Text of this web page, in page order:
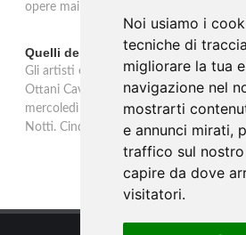
Noi usiamo i
tecniche di
migliorare la tua
navigazione nel
mostrarti
e annunci mirati,
traffico sul
capire da dove
visitatori.
opere mai esposte da una collezione
Quelli della notte: Anna Ottani
Gli artisti e la fascinazione del buio, del
Ottani Cavina protagonista dell'incontro
mercoledì 18 febbraio 2026. Un
Notti. Cinque secoli di stelle, sogni,